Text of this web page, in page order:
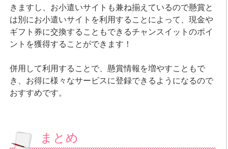
きますし、お小遣いサイトも兼ね揃えているので懸賞と
は別にお小遣いサイトを利用することによって、現金や
ギフト券に交換することもできるチャンスイットのポイ
ントを獲得することができます！
併用して利用することで、懸賞情報を増やすこともで
き、お得に様々なサービスに登録できるようになるので
おすすめです。
まとめ